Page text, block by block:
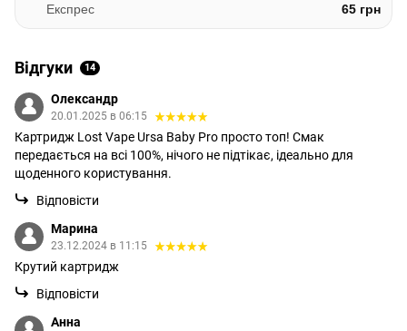
Експрес
65 грн
Відгуки 14
Олександр
20.01.2025 в 06:15
Картридж Lost Vape Ursa Baby Pro просто топ! Смак
передається на всі 100%, нічого не підтікає, ідеально для
щоденного користування.
Відповісти
Марина
23.12.2024 в 11:15
Крутий картридж
Відповісти
Анна